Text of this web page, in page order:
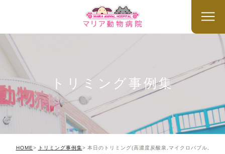
トリミング事例集
HOME トリミング事例集
本日のトリミング(高濃度炭酸泉,マイクロバブル,